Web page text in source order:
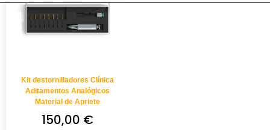
Kit destornilladores Clínica
Aditamentos Analógicos
Material de Apriete
150,00 €